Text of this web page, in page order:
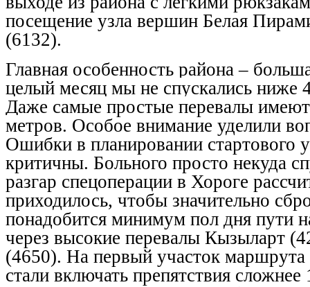
посещение узла вершин Белая
(6132).
Главная особенность района –
целый месяц мы не спускались ниже
Даже самые простые перевалы
метров. Особое внимание уделили
Ошибки в планировании стартового
критичны. Больного просто некуда
разгар спецоперации в Хороге
приходилось, чтобы значительно
понадобится минимум пол дня пути
через высокие перевалы Кызыларт
(4650). На первый участок
стали включать препятствия